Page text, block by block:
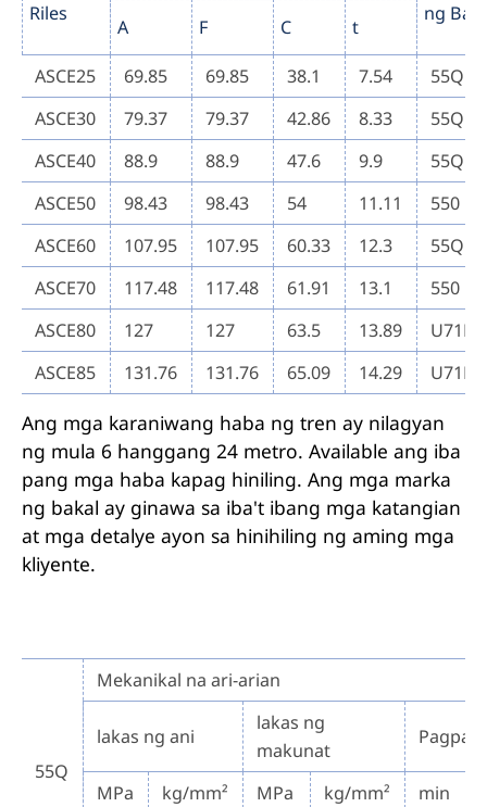
Riles
ng
A F C t
ASCE25 69.85 69.85 38.1 7.54
55Q
ASCE30
79.37 79.37 42.86 8.33
55Q
ASCE40
88.9 88.9 47.6 9.9
55Q
ASCE50
98.43 98.43 54 11.11
550
ASCE60
107.95 107.95 60.33 12.3
55Q
ASCE70
117.48 117.48 61.91 13.1
550
ASCE80
127 127 63.5 13.89
ASCE85
131.76 131.76 65.09 14.29
Ang mga karaniwang haba ng tren ay nilagyan
ng mula 6 hanggang 24 metro. Available ang iba
pang mga haba kapag hiniling. Ang mga marka
ng bakal ay ginawa sa iba't ibang mga katangian
at mga detalye ayon sa hinihiling ng aming mga
kliyente.
55Q
Mekanikal na ari-arian
lakas ng ani
lakas ng
makunat
MPa kg/mm² MPa kg/mm² min